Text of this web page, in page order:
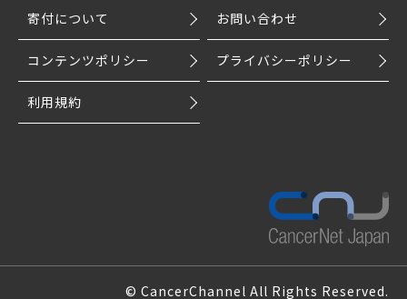
寄付について お問い合わせ
コンテンツポリシー プライバシーポリシー
利用規約
© CancerChannel All Rights Reserved.